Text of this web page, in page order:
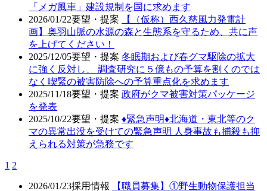
「メガ風車」建設規制を国に求めます
2026/01/22要望・提案
【（仮称）西久慈風力発電計
画】奥羽山脈の水源の森と生態系を守るため、共に声
を上げてください！
2025/12/05要望・提案 冬眠期および春グマ駆除の拡大
に強く反対し、 調査研究に５億もの予算を割くのでは
なく喫緊の被害防除への予算重点化を求めます
2025/11/18要望・提案 政府がクマ被害対策パッケージ
を発表
2025/10/22要望・提案 ♦️緊急声明♦️北海道・東北等のク
マの異常出没を受けての緊急声明 人身事故も捕殺も抑
えられる対策が急務です
1 2
2026/01/23採用情報
【職員募集】①野生動物保護担当